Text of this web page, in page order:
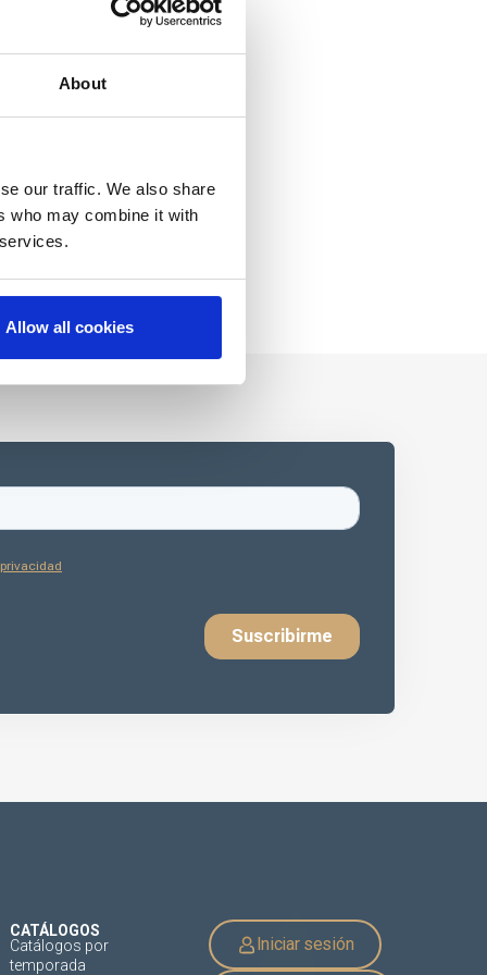
About
our traffic. We also share
who may combine it with
Allow all cookies
CATÁLOGOS
Catálogos por
temporada
Iniciar sesión